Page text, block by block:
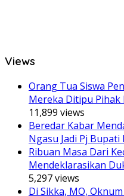
Views
Orang Tua Siswa
Mereka Ditipu Pihak
11,899 views
Beredar Kabar
Ngasu Jadi Pj Bupati
Ribuan Masa Dari
Mendeklarasikan
5,297 views
Di Sikka, MO,